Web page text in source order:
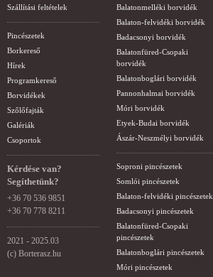
Szállítási feltételek
Pincészetek
Borkereső
Hírek
Programkereső
Borvidékek
Szőlőfajták
Galériák
Csoportok
Kérdése van?
Segíthetünk?
+36 70 536 9851
+36 70 778 8211
2021 - 2025.03
(c) Borterasz.hu
Balatonmelléki borvidék
Balaton-felvidéki borvidék
Badacsonyi borvidék
Balatonfüred-Csopaki
borvidék
Balatonboglári borvidék
Pannonhalmai borvidék
Móri borvidék
Etyek-Budai borvidék
Ászár-Neszmélyi borvidék
Soproni pincészetek
Somlói pincészetek
Balaton-felvidéki pincészetek
Badacsonyi pincészetek
Balatonfüred-Csopaki
pincészetek
Balatonboglári pincészetek
Móri pincészetek